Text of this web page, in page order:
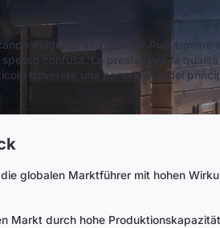
moduli di alta qualità? Puoi trovare
confusa. Le prestazioni, la
troverete una panoramica dei
globalen Marktführer mit hohen
Markt durch hohe